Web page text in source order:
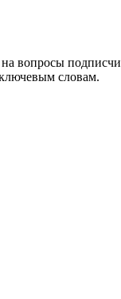
вопросы
словам.